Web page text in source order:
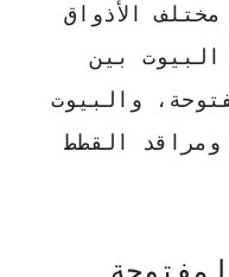
الأذواق
البيوت بين
والبيوت
القطط